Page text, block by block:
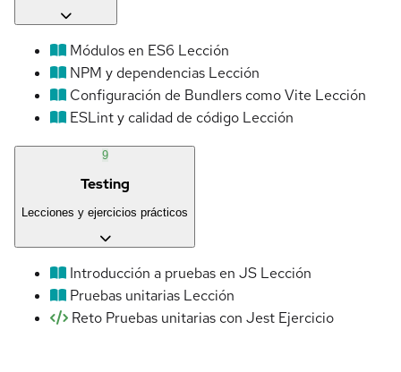
Módulos en ES6 Lección
NPM y dependencias Lección
Configuración de Bundlers como Vite Lección
ESLint y calidad de código Lección
9
Testing
Lecciones y ejercicios prácticos
Introducción a pruebas en JS Lección
Pruebas unitarias Lección
Reto Pruebas unitarias con Jest Ejercicio